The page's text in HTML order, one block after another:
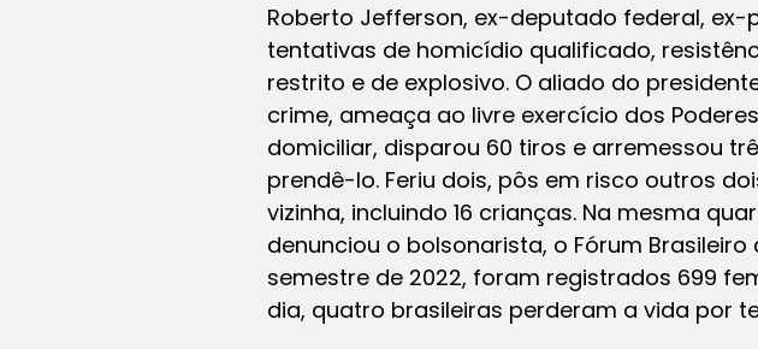
Roberto Jefferson, ex-deputado federal,
tentativas de homicídio qualificado,
restrito e de explosivo. O aliado do
crime, ameaça ao livre exercício dos
domiciliar, disparou 60 tiros e arremessou
prendê-lo. Feriu dois, pôs em risco outros
vizinha, incluindo 16 crianças. Na mesma
denunciou o bolsonarista, o Fórum
semestre de 2022, foram registrados 699
dia, quatro brasileiras perderam a vida por